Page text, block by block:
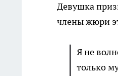
Девушка
члены жюри
Я не
только